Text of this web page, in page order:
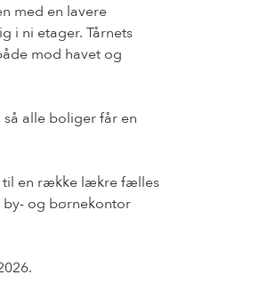
med en lavere
i ni etager. Tårnets
mod havet og
alle boliger får en
til en række lækre fælles
by- og børnekontor